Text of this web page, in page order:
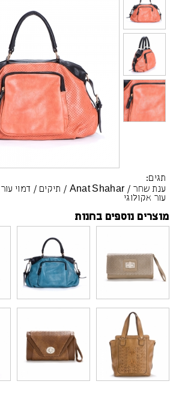
תגים:
ענת שחר /
Anat Shahar
/ תיקים / דמוי עור
עור אקולוגי
מוצרים נוספים בחנות